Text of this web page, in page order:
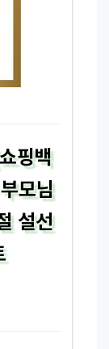
핑백
모님
설선